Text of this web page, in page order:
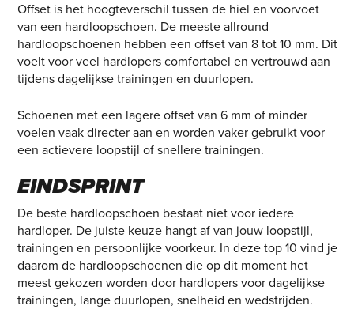
Offset is het hoogteverschil tussen de hiel en voorvoet
van een hardloopschoen. De meeste allround
hardloopschoenen hebben een offset van 8 tot 10 mm. Dit
voelt voor veel hardlopers comfortabel en vertrouwd aan
tijdens dagelijkse trainingen en duurlopen.
Schoenen met een lagere offset van 6 mm of minder
voelen vaak directer aan en worden vaker gebruikt voor
een actievere loopstijl of snellere trainingen.
EINDSPRINT
De beste hardloopschoen bestaat niet voor iedere
hardloper. De juiste keuze hangt af van jouw loopstijl,
trainingen en persoonlijke voorkeur. In deze top 10 vind je
daarom de hardloopschoenen die op dit moment het
meest gekozen worden door hardlopers voor dagelijkse
trainingen, lange duurlopen, snelheid en wedstrijden.